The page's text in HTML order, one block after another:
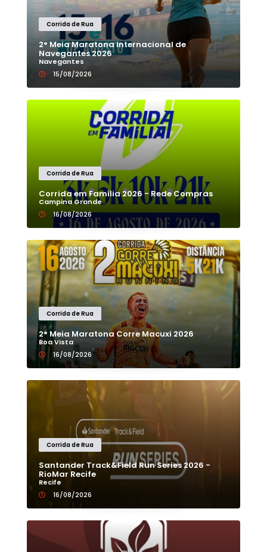
Corrida de Rua
2° Meia Maratona Internacional de
Navegantes 2026
Navegantes
15/08/2026
Corrida de Rua
Corrida em Família 2026 - Rede Compras
Campina Grande
16/08/2026
Corrida de Rua
2° Meia Maratona Corre Macuxi 2026
Boa Vista
16/08/2026
Corrida de Rua
Santander Track&Field Run Series 2026 -
RioMar Recife
Recife
16/08/2026